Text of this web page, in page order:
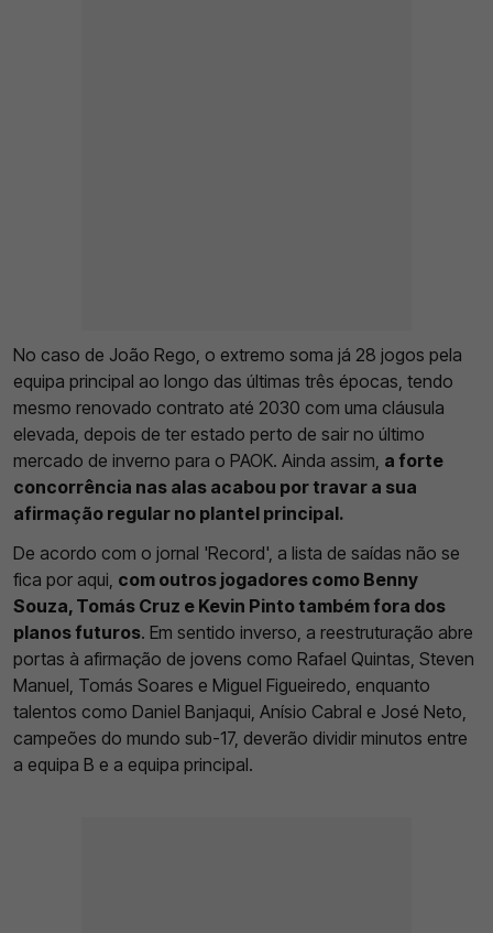
No caso de João Rego, o extremo soma já 28 jogos pela
equipa principal ao longo das últimas três épocas, tendo
mesmo renovado contrato até 2030 com uma cláusula
elevada, depois de ter estado perto de sair no último
mercado de inverno para o PAOK. Ainda assim, a forte
concorrência nas alas acabou por travar a sua
afirmação regular no plantel principal.
De acordo com o jornal 'Record', a lista de saídas não se
fica por aqui, com outros jogadores como Benny
Souza, Tomás Cruz e Kevin Pinto também fora dos
planos futuros. Em sentido inverso, a reestruturação abre
portas à afirmação de jovens como Rafael Quintas, Steven
Manuel, Tomás Soares e Miguel Figueiredo, enquanto
talentos como Daniel Banjaqui, Anísio Cabral e José Neto,
campeões do mundo sub-17, deverão dividir minutos entre
a equipa B e a equipa principal.